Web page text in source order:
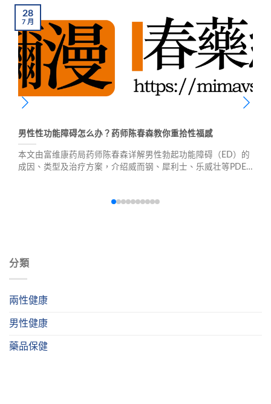
分類
兩性健康
男性健康
藥品保健
男性性功能障碍怎么办？药师陈春森教你重拾性福感
本文由富维康药局药师陈春森详解男性勃起功能障碍（ED）的
成因、类型及治疗方案，介绍威而钢、犀利士、乐威壮等PDE5
28
7月